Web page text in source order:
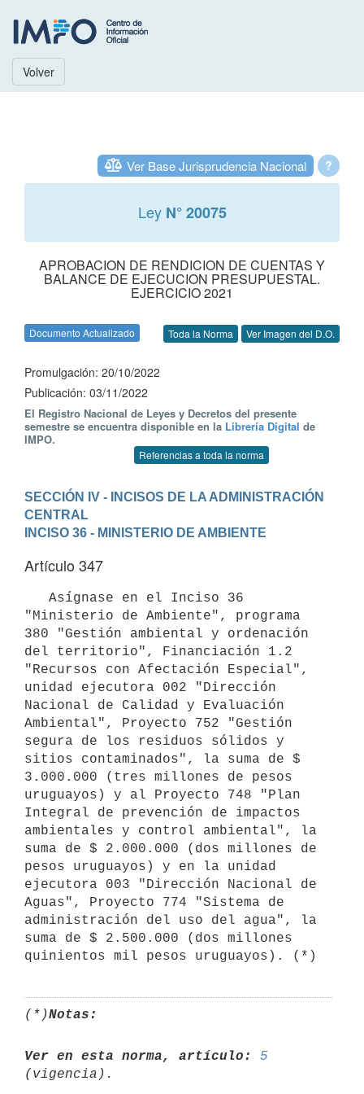
Volver
?
Ver Base Jurisprudencia Nacional
Ley N° 20075
APROBACION DE RENDICION DE CUENTAS Y
BALANCE DE EJECUCION PRESUPUESTAL.
EJERCICIO 2021
Documento Actualizado Toda la Norma Ver Imagen del D.O.
Promulgación: 20/10/2022
Publicación: 03/11/2022
El Registro Nacional de Leyes y Decretos del presente
semestre se encuentra disponible en la Librería Digital de
IMPO.
Referencias a toda la norma
SECCIÓN IV - INCISOS DE LA ADMINISTRACIÓN
CENTRAL
INCISO 36 - MINISTERIO DE AMBIENTE
Artículo 347
"Ministerio de Ambiente", programa
380 "Gestión ambiental y ordenación
del territorio", Financiación 1.2
"Recursos con Afectación Especial",
unidad ejecutora 002 "Dirección
Nacional de Calidad y Evaluación
Ambiental", Proyecto 752 "Gestión
segura de los residuos sólidos y
sitios contaminados", la suma de $
3.000.000 (tres millones de pesos
uruguayos) y al Proyecto 748 "Plan
Integral de prevención de impactos
ambientales y control ambiental", la
suma de $ 2.000.000 (dos millones de
pesos uruguayos) y en la unidad
ejecutora 003 "Dirección Nacional de
Aguas", Proyecto 774 "Sistema de
administración del uso del agua", la
suma de $ 2.500.000 (dos millones
(*)Notas:
Ver en esta norma, artículo:
5